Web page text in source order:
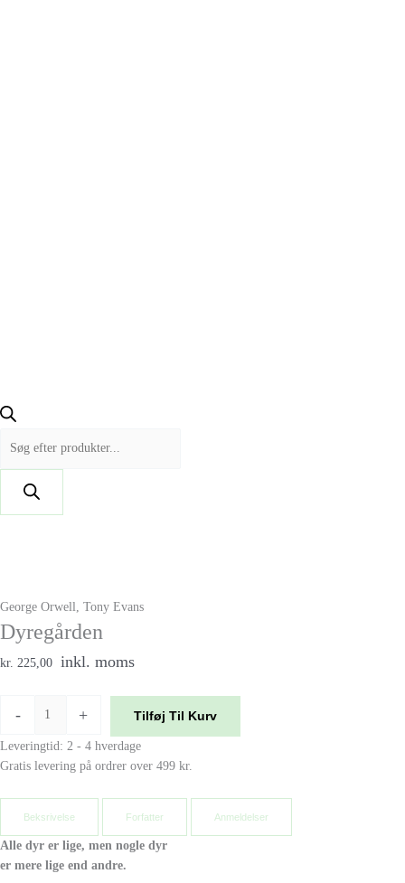
George Orwell, Tony Evans
Dyregården
kr. 225,00 inkl. moms
- + Tilføj Til Kurv
Leveringtid: 2 - 4 hverdage
Gratis levering på ordrer over 499 kr.
Beksrivelse Forfatter Anmeldelser
Alle dyr er lige, men nogle dyr
er mere lige end andre.